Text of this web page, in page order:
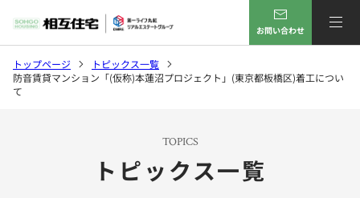
お問い合わせ
トップページ
トピックス一覧
防音賃貸マンション「(仮称)本蓮沼プロジェクト」(東京都板橋区)着工につい
て
TOPICS
トピックス一覧